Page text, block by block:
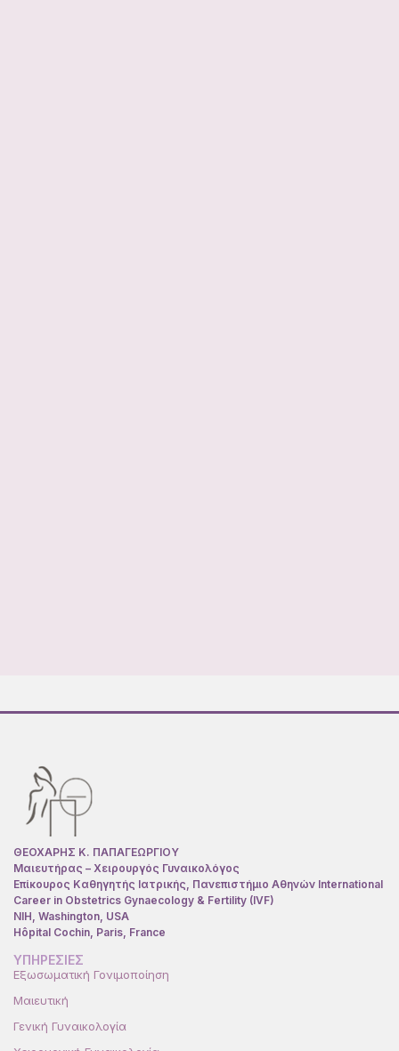
ΘΕΟΧΑΡΗΣ Κ. ΠΑΠΑΓΕΩΡΓΙΟΥ
Μαιευτήρας – Χειρουργός Γυναικολόγος
Επίκουρος Καθηγητής Ιατρικής, Πανεπιστήμιο Αθηνών International
Career in Obstetrics Gynaecology & Fertility (IVF)
NIH, Washington, USA
Hôpital Cochin, Paris, France
ΥΠΗΡΕΣΙΕΣ
Εξωσωματική Γονιμοποίηση
Μαιευτική
Γενική Γυναικολογία